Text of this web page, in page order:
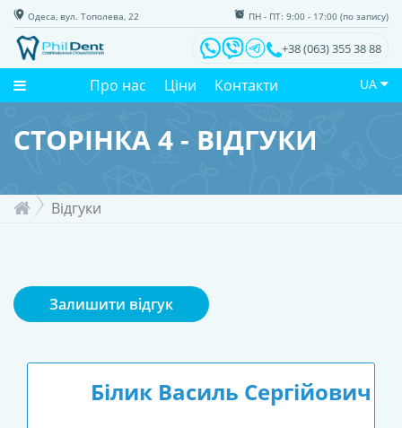
Одеса, вул. Тополева, 22 ПН - ПТ: 9:00 - 17:00 (по запису)
+38 (063) 355 38 88
Про нас Ціни Контакти UA
СТОРІНКА 4 - ВІДГУКИ
Відгуки
Залишити відгук
Білик Василь Сергійович